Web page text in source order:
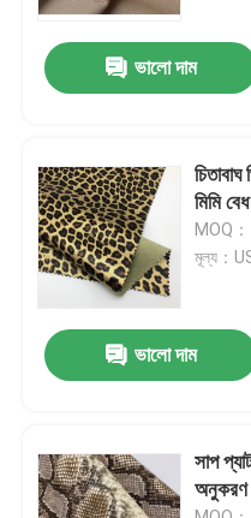
কারখানা ভ্রমণ
আমাদের সাথে যোগাযোগ করুন
উদ্ধৃতির জন্য আবেদন
পিভিসি ফ্যাক্স লেদার
মাইক্রোফাইবার চামড়া উপাদান
ভালো দাম
মিমি
MOQ
মূল্য：
ভালো দাম
সাপ
অনুকরণ